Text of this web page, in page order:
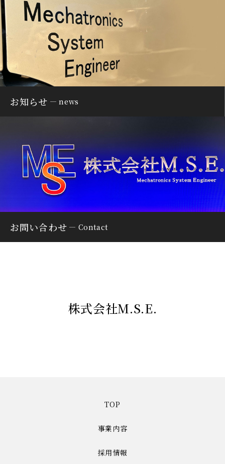
お知らせ news
お問い合わせ Contact
株式会社M.S.E.
TOP
事業内容
採用情報